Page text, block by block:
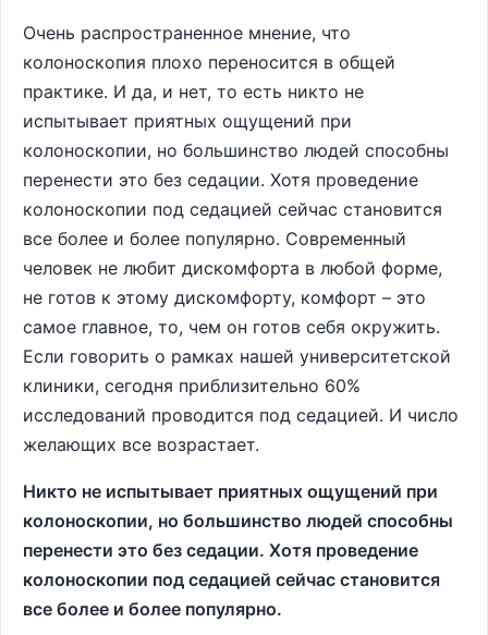
Очень распространенное мнение, что
колоноскопия плохо переносится в общей
практике. И да, и нет, то есть никто не
испытывает приятных ощущений при
колоноскопии, но большинство людей способны
перенести это без седации. Хотя проведение
колоноскопии под седацией сейчас становится
все более и более популярно. Современный
человек не любит дискомфорта в любой форме,
не готов к этому дискомфорту, комфорт – это
самое главное, то, чем он готов себя окружить.
Если говорить о рамках нашей университетской
клиники, сегодня приблизительно 60%
исследований проводится под седацией. И число
желающих все возрастает.
Никто не испытывает приятных ощущений при
колоноскопии, но большинство людей способны
перенести это без седации. Хотя проведение
колоноскопии под седацией сейчас становится
все более и более популярно.